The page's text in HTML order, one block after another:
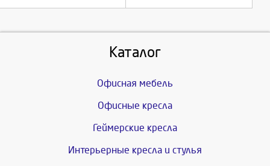
Каталог
Офисная мебель
Офисные кресла
Геймерские кресла
Интерьерные кресла и стулья